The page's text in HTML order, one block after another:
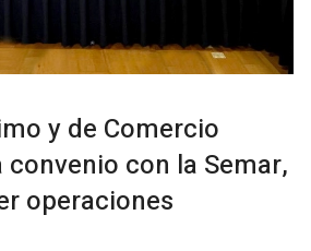
y de Comercio
con la Semar,
operaciones